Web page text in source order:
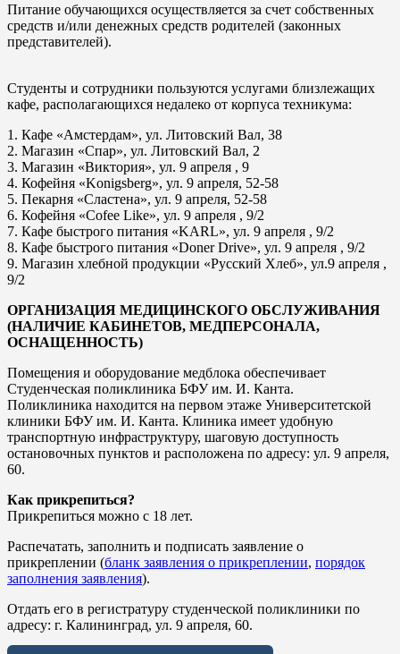
Питание обучающихся осуществляется за счет собственных
средств и/или денежных средств родителей (законных
представителей).
Студенты и сотрудники пользуются услугами близлежащих
кафе, располагающихся недалеко от корпуса техникума:
1. Кафе «Амстердам», ул. Литовский Вал, 38
2. Магазин «Спар», ул. Литовский Вал, 2
3. Магазин «Виктория», ул. 9 апреля , 9
4. Кофейня «Konigsberg», ул. 9 апреля, 52-58
5. Пекарня «Сластена», ул. 9 апреля, 52-58
6. Кофейня «Cofee Like», ул. 9 апреля , 9/2
7. Кафе быстрого питания «KARL», ул. 9 апреля , 9/2
8. Кафе быстрого питания «Doner Drive», ул. 9 апреля , 9/2
9. Магазин хлебной продукции «Русский Хлеб», ул.9 апреля ,
9/2
ОРГАНИЗАЦИЯ МЕДИЦИНСКОГО ОБСЛУЖИВАНИЯ
(НАЛИЧИЕ КАБИНЕТОВ, МЕДПЕРСОНАЛА,
ОСНАЩЕННОСТЬ)
Помещения и оборудование медблока обеспечивает
Студенческая поликлиника БФУ им. И. Канта.
Поликлиника находится на первом этаже Университетской
клиники БФУ им. И. Канта. Клиника имеет удобную
транспортную инфраструктуру, шаговую доступность
остановочных пунктов и расположена по адресу: ул. 9 апреля,
60.
Как прикрепиться?
Прикрепиться можно с 18 лет.
Распечатать, заполнить и подписать заявление о
прикреплении (бланк заявления о прикреплении, порядок
заполнения заявления).
Отдать его в регистратуру студенческой поликлиники по
адресу: г. Калининград, ул. 9 апреля, 60.